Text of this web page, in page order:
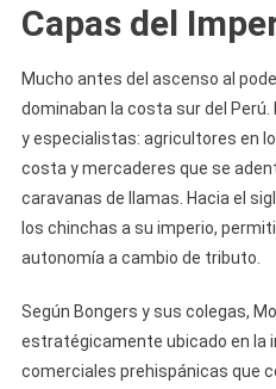
Capas del
Mucho antes del ascenso al
dominaban la costa sur del
y especialistas: agricultores en
costa y mercaderes que se
caravanas de llamas. Hacia el
los chinchas a su imperio,
autonomía a cambio de tributo.
Según Bongers y sus colegas,
estratégicamente ubicado en la
comerciales prehispánicas que